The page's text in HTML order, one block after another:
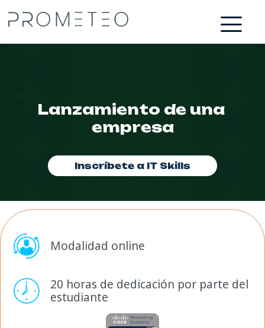
Lanzamiento de una
empresa
Inscríbete a IT Skills
Modalidad online
20 horas de dedicación por parte del
estudiante